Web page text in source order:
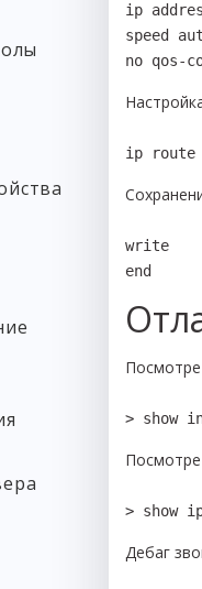
ip
speed
no qos-
ip route
write
end
> show
> show
Дебаг